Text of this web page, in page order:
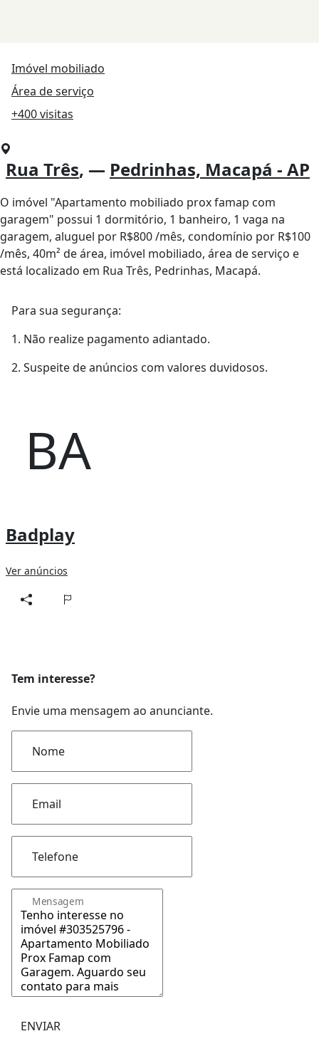
Imóvel mobiliado
Área de serviço
+400 visitas
Rua Três, — Pedrinhas, Macapá - AP
O imóvel "Apartamento mobiliado prox famap com
garagem" possui 1 dormitório, 1 banheiro, 1 vaga na
garagem, aluguel por R$800 /mês, condomínio por R$100
/mês, 40m² de área, imóvel mobiliado, área de serviço e
está localizado em Rua Três, Pedrinhas, Macapá.
Para sua segurança:
1. Não realize pagamento adiantado.
2. Suspeite de anúncios com valores duvidosos.
BA
Badplay
Ver anúncios
Tem interesse?
Envie uma mensagem ao anunciante.
Nome
Email
Telefone
Mensagem
ENVIAR